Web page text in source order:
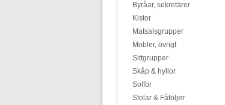
Byråar, sekretärer
Kistor
Matsalsgrupper
Möbler, övrigt
Sittgrupper
Skåp & hyllor
Soffor
Stolar & Fåtöljer